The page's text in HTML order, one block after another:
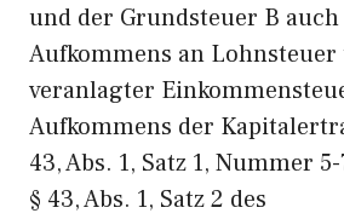
und der Grundsteuer B auch
Aufkommens an Lohnsteuer
veranlagter
Aufkommens der
43, Abs. 1, Satz 1, Nummer
§ 43, Abs. 1, Satz 2 des